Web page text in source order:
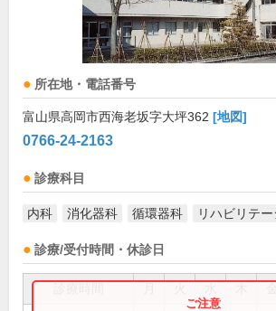
所在地・電話番号
富山県高岡市西海老坂字大坪362 [地図]
0766-24-2163
診療科目
内科 消化器科 循環器科 リハビリテ
診療/受付時間・休診日